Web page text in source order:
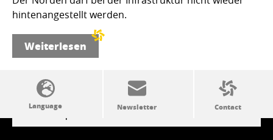
hintenangestellt werden.
Weiterlesen
SSW politics from A to Z